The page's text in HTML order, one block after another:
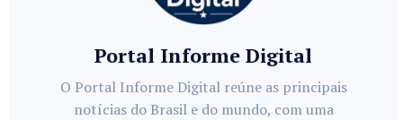
Portal Informe Digital
O Portal Informe Digital reúne as principais
notícias do Brasil e do mundo, com uma